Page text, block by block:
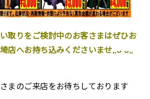
取りをご検討中のお客さまはぜひお
店へお持ち込みくださいませ,,ᴗ ᴗ,,
まのご来店をお待ちしております